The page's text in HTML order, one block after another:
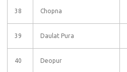
38 Chopna
39 Daulat Pura
40 Deopur